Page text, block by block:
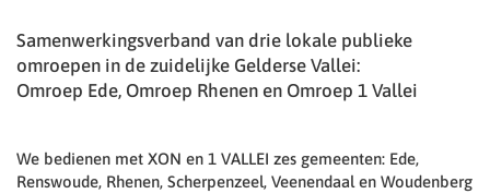
Samenwerkingsverband van drie lokale publieke
omroepen in de zuidelijke Gelderse Vallei:
Omroep Ede, Omroep Rhenen en Omroep 1 Vallei
We bedienen met XON en 1 VALLEI zes gemeenten: Ede,
Renswoude, Rhenen, Scherpenzeel, Veenendaal en Woudenberg